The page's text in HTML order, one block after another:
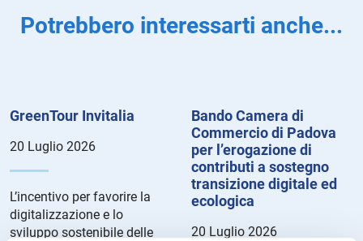
Potrebbero interessarti anche...
GreenTour Invitalia
20 Luglio 2026
L’incentivo per favorire la
digitalizzazione e lo
sviluppo sostenibile delle
Bando Camera di
Commercio di Padova
per l’erogazione di
contributi a sostegno
transizione digitale ed
ecologica
20 Luglio 2026